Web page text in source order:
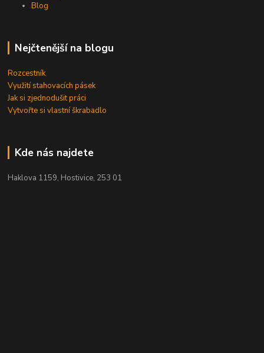
Blog
Nejčtenější na blogu
Rozcestník
Využití stahovacích pásek
Jak si zjednodušit práci
Vytvořte si vlastní škrabadlo
Kde nás najdete
Haklova 1159, Hostivice, 253 01